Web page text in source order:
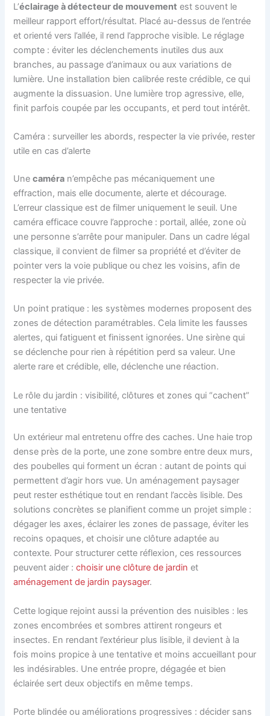
L’éclairage à détecteur de mouvement est souvent le
meilleur rapport effort/résultat. Placé au-dessus de l’entrée
et orienté vers l’allée, il rend l’approche visible. Le réglage
compte : éviter les déclenchements inutiles dus aux
branches, au passage d’animaux ou aux variations de
lumière. Une installation bien calibrée reste crédible, ce qui
augmente la dissuasion. Une lumière trop agressive, elle,
finit parfois coupée par les occupants, et perd tout intérêt.
Caméra : surveiller les abords, respecter la vie privée, rester
utile en cas d’alerte
Unecaméra n’empêche pas mécaniquement une
effraction, mais elle documente, alerte et décourage.
L’erreur classique est de filmer uniquement le seuil. Une
caméra efficace couvre l’approche : portail, allée, zone où
une personne s’arrête pour manipuler. Dans un cadre légal
classique, il convient de filmer sa propriété et d’éviter de
pointer vers la voie publique ou chez les voisins, afin de
respecter la vie privée.
Un point pratique : les systèmes modernes proposent des
zones de détection paramétrables. Cela limite les fausses
alertes, qui fatiguent et finissent ignorées. Une sirène qui
se déclenche pour rien à répétition perd sa valeur. Une
alerte rare et crédible, elle, déclenche une réaction.
Le rôle du jardin : visibilité, clôtures et zones qui “cachent”
une tentative
Un extérieur mal entretenu offre des caches. Une haie trop
dense près de la porte, une zone sombre entre deux murs,
des poubelles qui forment un écran : autant de points qui
permettent d’agir hors vue. Un aménagement paysager
peut rester esthétique tout en rendant l’accès lisible. Des
solutions concrètes se planifient comme un projet simple :
dégager les axes, éclairer les zones de passage, éviter les
recoins opaques, et choisir une clôture adaptée au
contexte. Pour structurer cette réflexion, ces ressources
peuvent aider :choisir une clôture de jardin et
aménagement de jardin paysager.
Cette logique rejoint aussi la prévention des nuisibles : les
zones encombrées et sombres attirent rongeurs et
insectes. En rendant l’extérieur plus lisible, il devient à la
fois moins propice à une tentative et moins accueillant pour
les indésirables. Une entrée propre, dégagée et bien
éclairée sert deux objectifs en même temps.
Porte blindée ou améliorations progressives : décider sans